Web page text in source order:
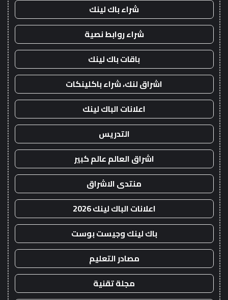
شراء باك لينك
شراء روابط نصية
باقات باك لينك
اشراق لنك، شراء باكلينكات
اعلانات الباك لينك
التدريس
اشراق العالم عالم كبير
منتدى الاشراق
اعلانات الباك لينك 2026
باك لينك وجيست بوست
مصادر التعليم
مجلة تقنية